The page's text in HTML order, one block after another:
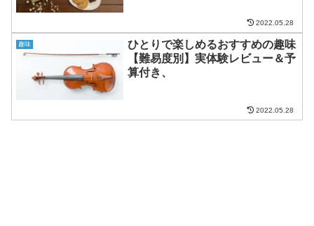
2022.05.28
趣味
ひとりで楽しめるおすすめの趣味
【難易度別】実体験レビュー＆予
算付き、
2022.05.28